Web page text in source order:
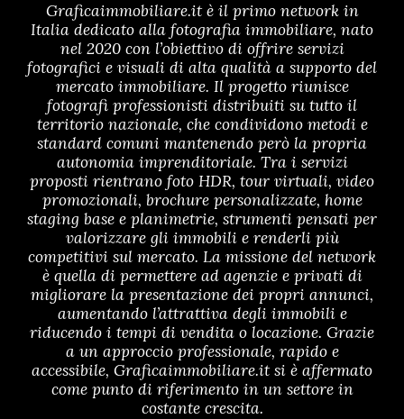
Graficaimmobiliare.it è il primo network in
Italia dedicato alla fotografia immobiliare, nato
nel 2020 con l’obiettivo di offrire servizi
fotografici e visuali di alta qualità a supporto del
mercato immobiliare. Il progetto riunisce
fotografi professionisti distribuiti su tutto il
territorio nazionale, che condividono metodi e
standard comuni mantenendo però la propria
autonomia imprenditoriale. Tra i servizi
proposti rientrano foto HDR, tour virtuali, video
promozionali, brochure personalizzate, home
staging base e planimetrie, strumenti pensati per
valorizzare gli immobili e renderli più
competitivi sul mercato. La missione del network
è quella di permettere ad agenzie e privati di
migliorare la presentazione dei propri annunci,
aumentando l’attrattiva degli immobili e
riducendo i tempi di vendita o locazione. Grazie
a un approccio professionale, rapido e
accessibile, Graficaimmobiliare.it si è affermato
come punto di riferimento in un settore in
costante crescita.